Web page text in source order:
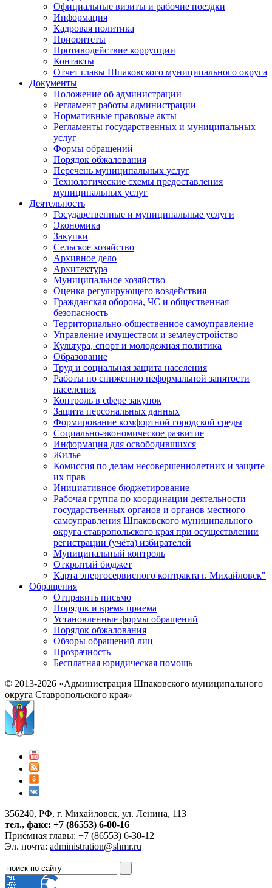
Официальные визиты и рабочие поездки
Информация
Кадровая политика
Приоритеты
Противодействие коррупции
Контакты
Отчет главы Шпаковского муниципального округа
Документы
Положение об администрации
Регламент работы администрации
Нормативные правовые акты
Регламенты государственных и муниципальных
услуг
Формы обращений
Порядок обжалования
Перечень муниципальных услуг
Технологические схемы предоставления
муниципальных услуг
Деятельность
Государственные и муниципальные услуги
Экономика
Закупки
Сельское хозяйство
Архивное дело
Архитектура
Муниципальное хозяйство
Оценка регулирующего воздействия
Гражданская оборона, ЧС и общественная
безопасность
Территориально-общественное самоуправление
Управление имуществом и землеустройство
Культура, спорт и молодежная политика
Образование
Труд и социальная защита населения
Работы по снижению неформальной занятости
населения
Контроль в сфере закупок
Защита персональных данных
Формирование комфортной городской среды
Социально-экономическое развитие
Информация для освободившихся
Жилье
Комиссия по делам несовершеннолетних и защите
их прав
Инициативное бюджетирование
Рабочая группа по координации деятельности
государственных органов и органов местного
самоуправления Шпаковского муниципального
округа ставропольского края при осуществлении
регистрации (учёта) избирателей
Муниципальный контроль
Открытый бюджет
Карта энергосервисного контракта г. Михайловск"
Обращения
Отправить письмо
Порядок и время приема
Установленные формы обращений
Порядок обжалования
Обзоры обращений лиц
Прозрачность
Бесплатная юридическая помощь
© 2013-2026 «Администрация Шпаковского муниципального
округа Ставропольского края»
356240, РФ, г. Михайловск, ул. Ленина, 113
тел., факс: +7 (86553) 6-00-16
Приёмная главы: +7 (86553) 6-30-12
Эл. почта: administration@shmr.ru